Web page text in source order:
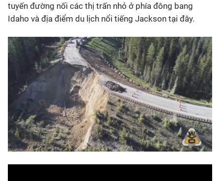
tuyến đường nối các thị trấn nhỏ ở phía đông bang
Idaho và địa điểm du lịch nổi tiếng Jackson tại đây.